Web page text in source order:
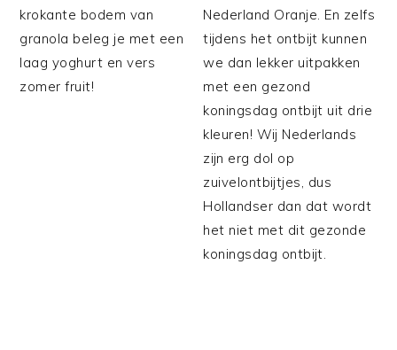
krokante bodem van
granola beleg je met een
laag yoghurt en vers
zomer fruit!
Nederland Oranje. En zelfs
tijdens het ontbijt kunnen
we dan lekker uitpakken
met een gezond
koningsdag ontbijt uit drie
kleuren! Wij Nederlands
zijn erg dol op
zuivelontbijtjes, dus
Hollandser dan dat wordt
het niet met dit gezonde
koningsdag ontbijt.